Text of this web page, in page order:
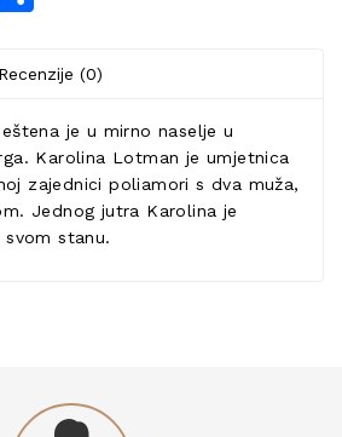
Recenzije (0)
je u mirno naselje u
Karolina Lotman je umjetnica
zajednici poliamori s dva muža,
Jednog jutra Karolina je
stanu.